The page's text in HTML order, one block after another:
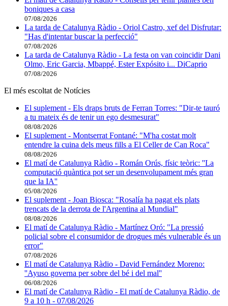
boniques a casa
07/08/2026
La tarda de Catalunya Ràdio - Oriol Castro, xef del Disfrutar:
"Has d'intentar buscar la perfecció"
07/08/2026
La tarda de Catalunya Ràdio - La festa on van coincidir Dani
Olmo, Eric Garcia, Mbappé, Ester Expósito i... DiCaprio
07/08/2026
El més escoltat de Notícies
El suplement - Els draps bruts de Ferran Torres: "Dir-te tauró
a tu mateix és de tenir un ego desmesurat"
08/08/2026
El suplement - Montserrat Fontané: "M'ha costat molt
entendre la cuina dels meus fills a El Celler de Can Roca"
08/08/2026
El matí de Catalunya Ràdio - Román Orús, físic teòric: ''La
computació quàntica pot ser un desenvolupament més gran
que la IA''
05/08/2026
El suplement - Joan Biosca: "Rosalía ha pagat els plats
trencats de la derrota de l'Argentina al Mundial"
08/08/2026
El matí de Catalunya Ràdio - Martínez Oró: "La pressió
policial sobre el consumidor de drogues més vulnerable és un
error"
07/08/2026
El matí de Catalunya Ràdio - David Fernández Moreno:
''Ayuso governa per sobre del bé i del mal''
06/08/2026
El matí de Catalunya Ràdio - El matí de Catalunya Ràdio, de
9 a 10 h - 07/08/2026